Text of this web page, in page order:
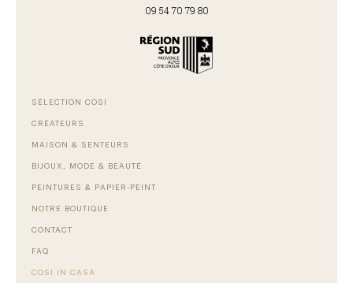
09 54 70 79 80
SÉLECTION COSI
CRÉATEURS
MAISON & SENTEURS
BIJOUX, MODE & BEAUTÉ
PEINTURES & PAPIER-PEINT
NOTRE BOUTIQUE
CONTACT
FAQ
COSI IN CASA